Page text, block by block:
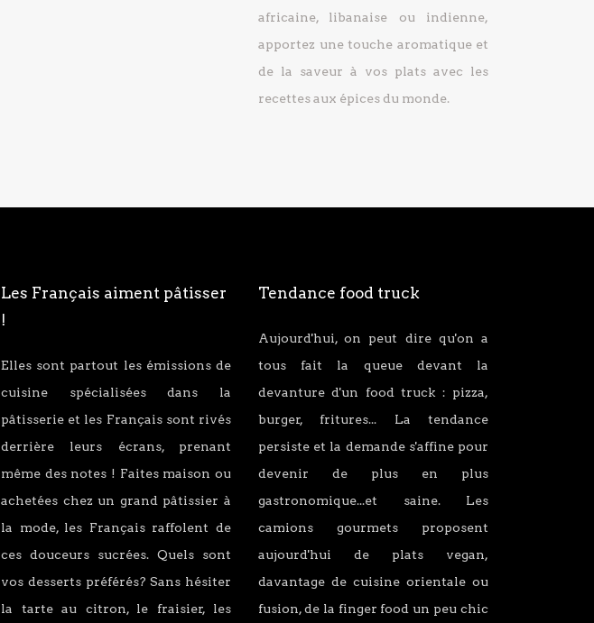
africaine, libanaise ou indienne,
apportez une touche aromatique et
de la saveur à vos plats avec les
recettes aux épices du monde.
Les Français aiment pâtisser
!
Elles sont partout les émissions de
cuisine spécialisées dans la
pâtisserie et les Français sont rivés
derrière leurs écrans, prenant
même des notes ! Faites maison ou
achetées chez un grand pâtissier à
la mode, les Français raffolent de
ces douceurs sucrées. Quels sont
vos desserts préférés? Sans hésiter
la tarte au citron, le fraisier, les
Tendance food truck
Aujourd'hui, on peut dire qu'on a
tous fait la queue devant la
devanture d'un food truck : pizza,
burger, fritures... La tendance
persiste et la demande s'affine pour
devenir de plus en plus
gastronomique...et saine. Les
camions gourmets proposent
aujourd'hui de plats vegan,
davantage de cuisine orientale ou
fusion, de la finger food un peu chic